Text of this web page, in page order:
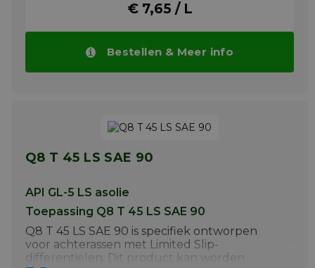
en eindaandrijvingen voor zware voertuigen
€ 7,65 / L
Bestellen & Meer info
Q8 T 45 LS SAE 90
API GL-5 LS asolie
Toepassing Q8 T 45 LS SAE 90
Q8 T 45 LS SAE 90 is specifiek ontworpen
voor achterassen met Limited Slip-
differentiëlen. Dit product kan worden